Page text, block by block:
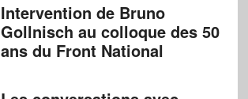
Intervention de Bruno
Gollnisch au colloque des 50
ans du Front National